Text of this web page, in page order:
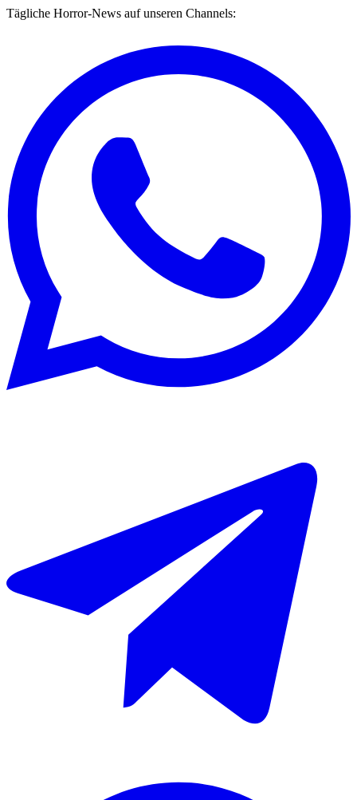
Tägliche Horror-News auf unseren Channels: